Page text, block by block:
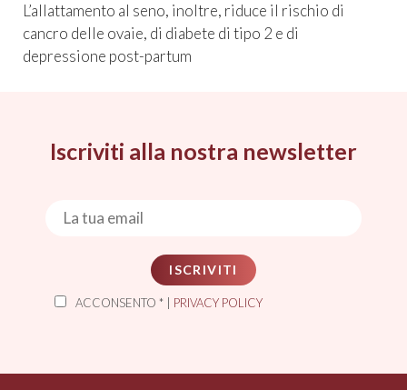
L’allattamento al seno, inoltre, riduce il rischio di
cancro delle ovaie, di diabete di tipo 2 e di
depressione post-partum
Iscriviti alla nostra newsletter
ISCRIVITI
ACCONSENTO * | PRIVACY POLICY